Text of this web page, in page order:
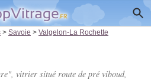
> Savoie > Valgelon-La Rochette
vitrier situé route de pré viboud,